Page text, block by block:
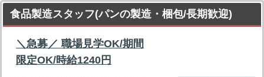
食品製造スタッフ(パンの製造・梱包/長期歓迎)
＼急募／ 職場見学OK/期間
限定OK/時給1240円